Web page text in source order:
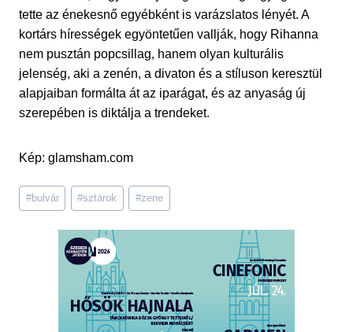
tette az énekesnő egyébként is varázslatos lényét. A
kortárs hírességek egyöntetűen vallják, hogy Rihanna
nem pusztán popcsillag, hanem olyan kulturális
jelenség, aki a zenén, a divaton és a stíluson keresztül
alapjaiban formálta át az iparágat, és az anyaság új
szerepében is diktálja a trendeket.
Kép: glamsham.com
Post
Tags:
#bulvár #sztárok #zene